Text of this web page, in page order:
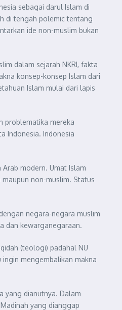
sebagai darul Islam di
di tengah polemic tentang
ide non-muslim bukan
dalam sejarah NKRI, fakta
konsep-konsep Islam dari
Islam mulai dari lapis
problematika mereka
Indonesia. Indonesia
modern. Umat Islam
non-muslim. Status
negara-negara muslim
dan kewarganegaraan.
(teologi) padahal NU
mengembalikan makna
yang dianutnya. Dalam
yang dianggap